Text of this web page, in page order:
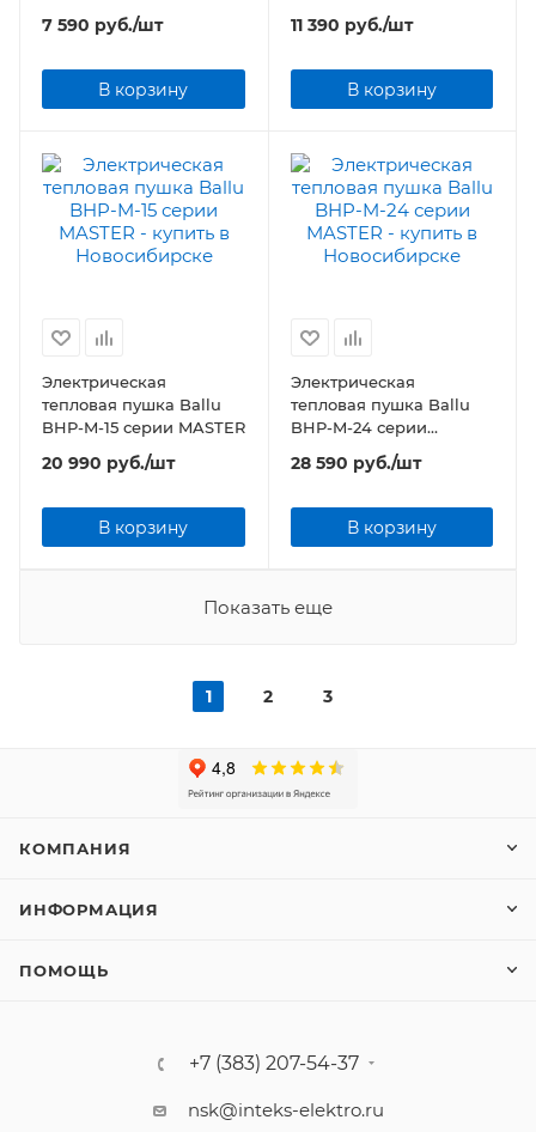
7 590 руб./шт
В корзину
11 390 руб./шт
В корзину
Электрическая
тепловая пушка Ballu
BHP-M-15 серии MASTER
20 990 руб./шт
В корзину
Электрическая
тепловая пушка Ballu
BHP-M-24 серии
28 590 руб./шт
В корзину
Показать еще
1 2 3
КОМПАНИЯ
ИНФОРМАЦИЯ
ПОМОЩЬ
+7 (383) 207-54-37
nsk@inteks-elektro.ru